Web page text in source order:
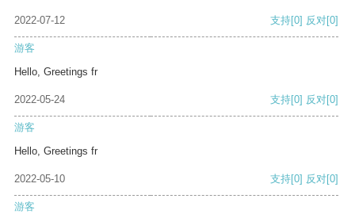
2022-07-12 支持[0] 反对[0]
游客
Hello, Greetings fr
2022-05-24 支持[0] 反对[0]
游客
Hello, Greetings fr
2022-05-10 支持[0] 反对[0]
游客